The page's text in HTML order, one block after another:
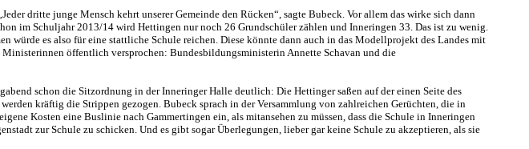
dritte junge Mensch kehrt unserer Gemeinde den Rücken“, sagte Bubeck. Vor allem das wirke sich dann
im Schuljahr 2013/14 wird Hettingen nur noch 26 Grundschüler zählen und Inneringen 33. Das ist zu wenig.
würde es also für eine stattliche Schule reichen. Diese könnte dann auch in das Modellprojekt des Landes mit
öffentlich versprochen: Bundesbildungsministerin Annette Schavan und die
schon die Sitzordnung in der Inneringer Halle deutlich: Die Hettinger saßen auf der einen Seite des
kräftig die Strippen gezogen. Bubeck sprach in der Versammlung von zahlreichen Gerüchten, die in
Kosten eine Buslinie nach Gammertingen ein, als mitansehen zu müssen, dass die Schule in Inneringen
zur Schule zu schicken. Und es gibt sogar Überlegungen, lieber gar keine Schule zu akzeptieren, als sie